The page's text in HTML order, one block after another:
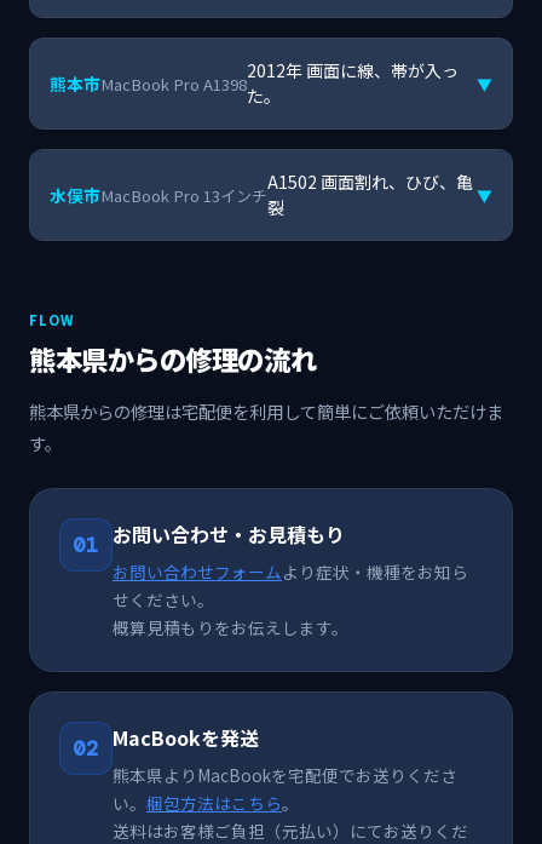
熊本市MacBook Pro A1398
2012年 画面に線、帯が入っ
た。
▼
水俣市MacBook Pro 13インチ
A1502 画面割れ、ひび、亀
裂
▼
FLOW
熊本県からの修理の流れ
熊本県からの修理は宅配便を利用して簡単にご依頼いただけま
す。
01 お問い合わせ・お見積もり
お問い合わせフォームより症状・機種をお知ら
せください。
概算見積もりをお伝えします。
02 MacBookを発送
熊本県よりMacBookを宅配便でお送りくださ
い。 梱包方法はこちら。
送料はお客様ご負担（元払い）にてお送りくだ